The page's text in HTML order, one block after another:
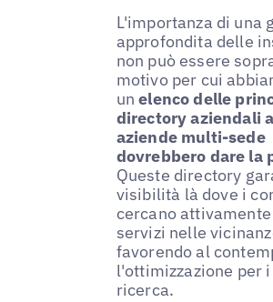
L'importanza di una
approfondita delle
non può essere
motivo per cui
unelenco delle
directory aziendali
aziende multi-sede
dovrebbero dare la
Queste directory
visibilità là dove i
cercano
servizi nelle
favorendo al
l'ottimizzazione per
ricerca.